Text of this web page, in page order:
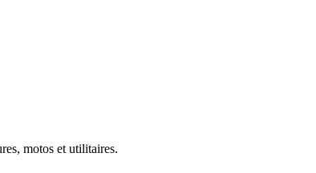
motos et utilitaires.